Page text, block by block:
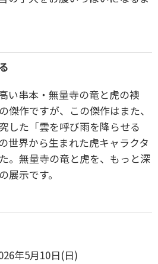
い串本・無量寺の竜と虎の襖
傑作ですが、この傑作はまた、
した「雲を呼び雨を降らせる
世界から生まれた虎キャラクタ
。無量寺の竜と虎を、もっと深
展示です。
年5月10日(日)